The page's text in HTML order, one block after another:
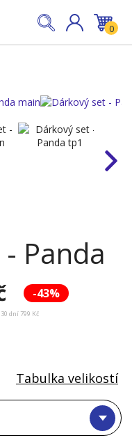
0
Panda
-43%
dní 799 Kč
Tabulka velikostí